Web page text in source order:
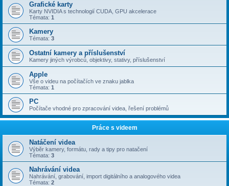
Grafické karty
Karty NVIDIA s technologií CUDA, GPU akcelerace
Témata: 1
Kamery
Témata: 3
Ostatní kamery a příslušenství
Kamery jiných výrobců, objektivy, stativy, příslušenství
Apple
Vše o videu na počítačích ve znaku jablka
Témata: 1
PC
Počítače vhodné pro zpracování videa, řešení problémů
Práce s videem
Natáčení videa
Výběr kamery, formátu, rady a tipy pro natačení
Témata: 3
Nahrávání videa
Nahrávání, grabování, import digitálního a analogového videa
Témata: 2